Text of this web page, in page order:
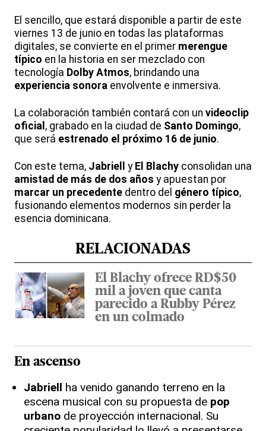
El sencillo, que estará disponible a partir de este
viernes 13 de junio en todas las plataformas
digitales, se convierte en el primer merengue
típico en la historia en ser mezclado con
tecnología Dolby Atmos, brindando una
experiencia sonora envolvente e inmersiva.
La colaboración también contará con un videoclip
oficial , grabado en la ciudad de Santo Domingo,
que será estrenado el próximo 16 de junio.
Con este tema, Jabriell y El Blachy consolidan una
amistad de más de dos años y apuestan por
marcar un precedente dentro del género típico,
fusionando elementos modernos sin perder la
esencia dominicana.
RELACIONADAS
El Blachy ofrece RD$50
mil a joven que canta
parecido a Rubby Pérez
en un colmado
En ascenso
Jabriell ha venido ganando terreno en la
escena musical con su propuesta de pop
urbano de proyección internacional. Su